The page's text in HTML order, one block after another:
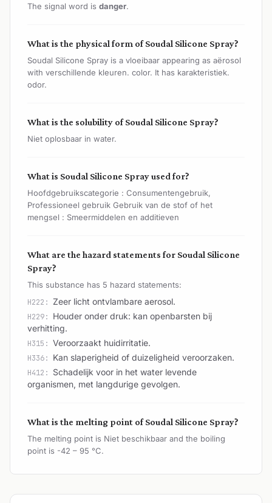
The signal word is danger.
What is the physical form of Soudal Silicone Spray?
Soudal Silicone Spray is a vloeibaar appearing as aërosol
with verschillende kleuren. color. It has karakteristiek.
odor.
What is the solubility of Soudal Silicone Spray?
Niet oplosbaar in water.
What is Soudal Silicone Spray used for?
Hoofdgebruikscategorie : Consumentengebruik,
Professioneel gebruik Gebruik van de stof of het
mengsel : Smeermiddelen en additieven
What are the hazard statements for Soudal Silicone
Spray?
This substance has 5 hazard statements:
H222: Zeer licht ontvlambare aerosol.
H229: Houder onder druk: kan openbarsten bij
verhitting.
H315: Veroorzaakt huidirritatie.
H336: Kan slaperigheid of duizeligheid veroorzaken.
H412: Schadelijk voor in het water levende
organismen, met langdurige gevolgen.
What is the melting point of Soudal Silicone Spray?
The melting point is Niet beschikbaar and the boiling
point is -42 – 95 °C.